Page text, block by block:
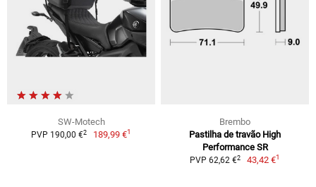
SW-Motech
PVP 190,00 €2 189,99 €1
Brembo
Pastilha de travão High
Performance SR
PVP 62,62 €2 43,42 €1